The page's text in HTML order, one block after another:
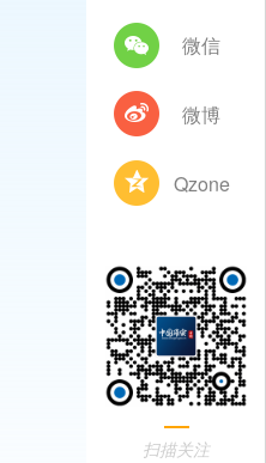
微信
微博
Qzone
扫描关注